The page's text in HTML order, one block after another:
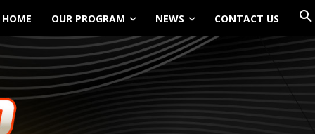
HOME OUR PROGRAM NEWS CONTACT US